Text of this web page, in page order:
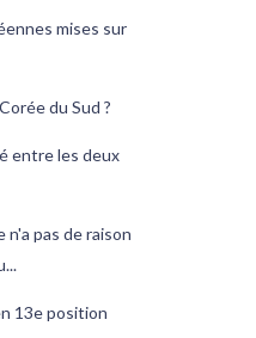
mises sur
du Sud ?
entre les deux
n'a pas de raison
13e position